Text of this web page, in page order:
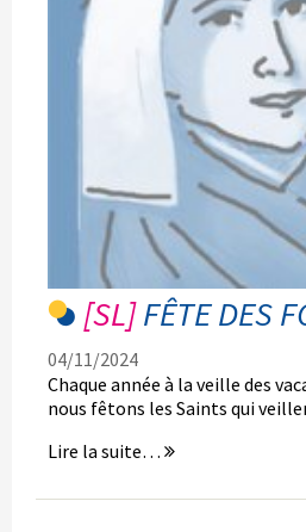
FÊTE DES
04/11/2024
Chaque année à la veille des
nous fêtons les Saints qui
Fête
fondateurs
Lire la suite…